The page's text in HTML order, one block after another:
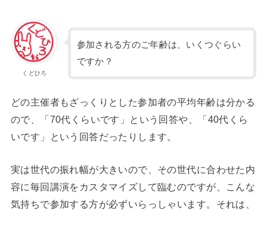
くどひろ
参加される方のご年齢は、いくつぐらい
ですか？
どの主催者もざっくりとした参加者の平均年齢は分かる
ので、「70代くらいです」という回答や、「40代くら
いです」という回答だったりします。
実は世代の振れ幅が大きいので、その世代に合わせた内
容に毎回講演をカスタマイズして臨むのですが、こんな
気持ちで参加する方が必ずいらっしゃいます。それは、